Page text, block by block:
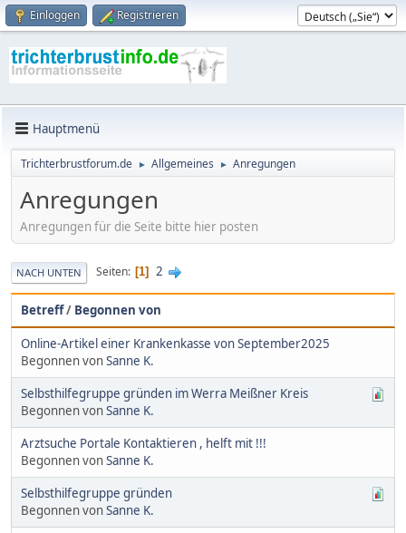
Einloggen Registrieren
Hauptmenü
Trichterbrustforum.de ► Allgemeines ► Anregungen
Anregungen
Anregungen für die Seite bitte hier posten
NACH UNTEN Seiten 1 2
Betreff/ Begonnen von
Online-Artikel einer Krankenkasse von September2025
Begonnen vonSanne K.
Selbsthilfegruppe gründen im Werra Meißner Kreis
Begonnen vonSanne K.
Arztsuche Portale Kontaktieren , helft mit !!!
Begonnen vonSanne K.
Selbsthilfegruppe gründen
Begonnen vonSanne K.